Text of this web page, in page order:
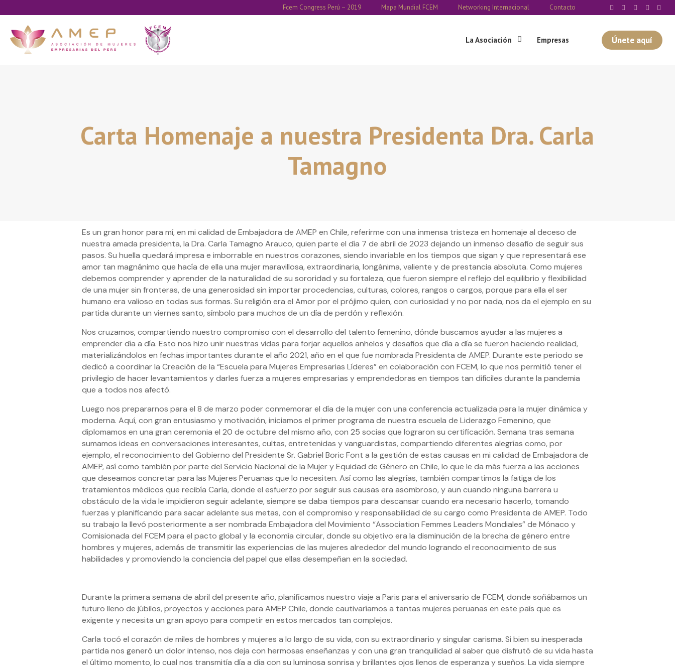
Fcem Congress Perú – 2019 Mapa Mundial FCEM Networking Internacional Contacto
La Asociación Empresas Únete aquí
Carta Homenaje a nuestra Presidenta Dra. Carla
Tamagno
Es un gran honor para mí, en mi calidad de Embajadora de AMEP en Chile, referirme con una inmensa tristeza en homenaje al deceso de
nuestra amada presidenta, la Dra. Carla Tamagno Arauco, quien parte el día 7 de abril de 2023 dejando un inmenso desafío de seguir sus
pasos. Su huella quedará impresa e imborrable en nuestros corazones, siendo invariable en los tiempos que sigan y que representará ese
amor tan magnánimo que hacía de ella una mujer maravillosa, extraordinaria, longánima, valiente y de prestancia absoluta. Como mujeres
debemos comprender y aprender de la naturalidad de su sororidad y su fortaleza, que fueron siempre el reflejo del equilibrio y flexibilidad
de una mujer sin fronteras, de una generosidad sin importar procedencias, culturas, colores, rangos o cargos, porque para ella el ser
humano era valioso en todas sus formas. Su religión era el Amor por el prójimo quien, con curiosidad y no por nada, nos da el ejemplo en su
partida durante un viernes santo, símbolo para muchos de un día de perdón y reflexión.
Nos cruzamos, compartiendo nuestro compromiso con el desarrollo del talento femenino, dónde buscamos ayudar a las mujeres a
emprender día a día. Esto nos hizo unir nuestras vidas para forjar aquellos anhelos y desafíos que día a día se fueron haciendo realidad,
materializándolos en fechas importantes durante el año 2021, año en el que fue nombrada Presidenta de AMEP. Durante este periodo se
dedicó a coordinar la Creación de la “Escuela para Mujeres Empresarias Líderes” en colaboración con FCEM, lo que nos permitió tener el
privilegio de hacer levantamientos y darles fuerza a mujeres empresarias y emprendedoras en tiempos tan difíciles durante la pandemia
que a todos nos afectó.
Luego nos prepararnos para el 8 de marzo poder conmemorar el día de la mujer con una conferencia actualizada para la mujer dinámica y
moderna. Aquí, con gran entusiasmo y motivación, iniciamos el primer programa de nuestra escuela de Liderazgo Femenino, que
diplomamos en una gran ceremonia el 20 de octubre del mismo año, con 25 socias que lograron su certificación. Semana tras semana
sumamos ideas en conversaciones interesantes, cultas, entretenidas y vanguardistas, compartiendo diferentes alegrías como, por
ejemplo, el reconocimiento del Gobierno del Presidente Sr. Gabriel Boric Font a la gestión de estas causas en mi calidad de Embajadora de
AMEP, así como también por parte del Servicio Nacional de la Mujer y Equidad de Género en Chile, lo que le da más fuerza a las acciones
que deseamos concretar para las Mujeres Peruanas que lo necesiten. Así como las alegrías, también compartimos la fatiga de los
tratamientos médicos que recibía Carla, donde el esfuerzo por seguir sus causas era asombroso, y aun cuando ninguna barrera u
obstáculo de la vida le impidieron seguir adelante, siempre se daba tiempos para descansar cuando era necesario hacerlo, tomando
fuerzas y planificando para sacar adelante sus metas, con el compromiso y responsabilidad de su cargo como Presidenta de AMEP. Todo
su trabajo la llevó posteriormente a ser nombrada Embajadora del Movimiento “Association Femmes Leaders Mondiales” de Mónaco y
Comisionada del FCEM para el pacto global y la economía circular, donde su objetivo era la disminución de la brecha de género entre
hombres y mujeres, además de transmitir las experiencias de las mujeres alrededor del mundo logrando el reconocimiento de sus
habilidades y promoviendo la conciencia del papel que ellas desempeñan en la sociedad.
Durante la primera semana de abril del presente año, planificamos nuestro viaje a Paris para el aniversario de FCEM, donde soñábamos un
futuro lleno de júbilos, proyectos y acciones para AMEP Chile, donde cautivaríamos a tantas mujeres peruanas en este país que es
exigente y necesita un gran apoyo para competir en estos mercados tan complejos.
Carla tocó el corazón de miles de hombres y mujeres a lo largo de su vida, con su extraordinario y singular carisma. Si bien su inesperada
partida nos generó un dolor intenso, nos deja con hermosas enseñanzas y con una gran tranquilidad al saber que disfrutó de su vida hasta
el último momento, lo cual nos transmitía día a día con su luminosa sonrisa y brillantes ojos llenos de esperanza y sueños. La vida siempre